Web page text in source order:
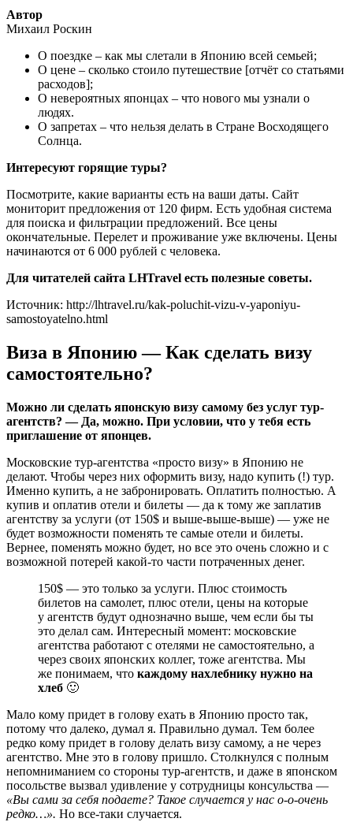
Автор
Михаил Роскин
О поездке – как мы слетали в Японию всей семьей;
О цене – сколько стоило путешествие [отчёт со статьями
расходов];
О невероятных японцах – что нового мы узнали о
людях.
О запретах – что нельзя делать в Стране Восходящего
Солнца.
Интересуют горящие туры?
Посмотрите, какие варианты есть на ваши даты. Сайт
мониторит предложения от 120 фирм. Есть удобная система
для поиска и фильтрации предложений. Все цены
окончательные. Перелет и проживание уже включены. Цены
начинаются от 6 000 рублей с человека.
Для читателей сайта LHTravel есть полезные советы.
Источник: http://lhtravel.ru/kak-poluchit-vizu-v-yaponiyu-
samostoyatelno.html
Виза в Японию — Как сделать визу
самостоятельно?
Можно ли сделать японскую визу самому без услуг тур-
агентств? — Да, можно. При условии, что у тебя есть
приглашение от японцев.
Московские тур-агентства «просто визу» в Японию не
делают. Чтобы через них оформить визу, надо купить (!) тур.
Именно купить, а не забронировать. Оплатить полностью. А
купив и оплатив отели и билеты — да к тому же заплатив
агентству за услуги (от 150$ и выше-выше-выше) — уже не
будет возможности поменять те самые отели и билеты.
Вернее, поменять можно будет, но все это очень сложно и с
возможной потерей какой-то части потраченных денег.
150$ — это только за услуги. Плюс стоимость
билетов на самолет, плюс отели, цены на которые
у агентств будут однозначно выше, чем если бы ты
это делал сам. Интересный момент: московские
агентства работают с отелями не самостоятельно, а
через своих японских коллег, тоже агентства. Мы
же понимаем, что каждому нахлебнику нужно на
хлеб 🙂
Мало кому придет в голову ехать в Японию просто так,
потому что далеко, думал я. Правильно думал. Тем более
редко кому придет в голову делать визу самому, а не через
агентство. Мне это в голову пришло. Столкнулся с полным
непомниманием со стороны тур-агентств, и даже в японском
посольстве вызвал удивление у сотрудницы консульства —
«Вы сами за себя подаете? Такое случается у нас о-о-очень
редко…». Но все-таки случается.